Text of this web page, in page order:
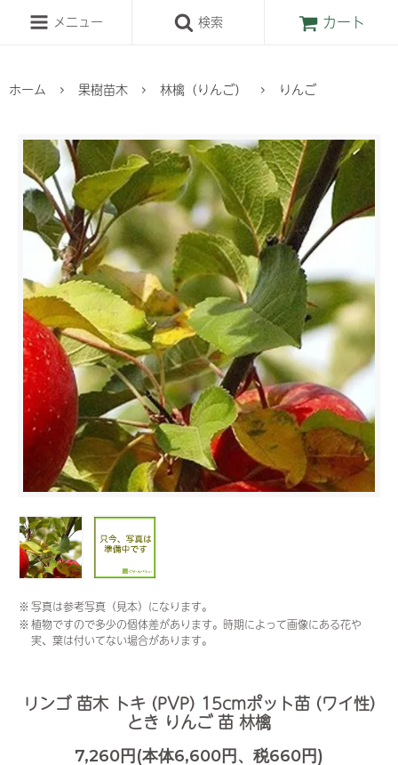
メニュー 検索 カート
ホーム 果樹苗木 林檎（りんご） りんご
※ 写真は参考写真（見本）になります。
※ 植物ですので多少の個体差があります。時期によって画像にある花や
実、葉は付いてない場合があります。
リンゴ 苗木 トキ (PVP) 15cmポット苗 (ワイ性)
とき りんご 苗 林檎
7,260円(本体6,600円、税660円)